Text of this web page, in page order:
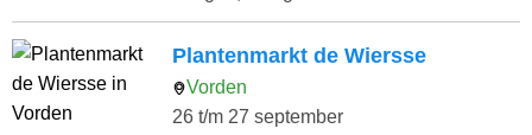
Plantenmarkt de Wiersse
Vorden
26 t/m 27 september